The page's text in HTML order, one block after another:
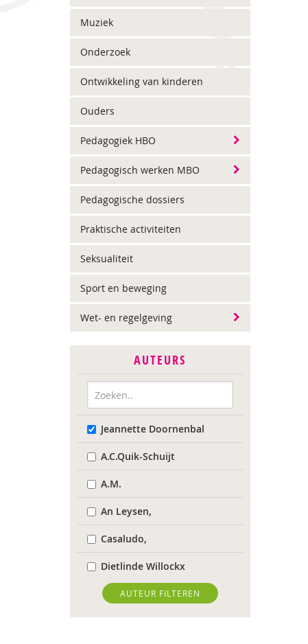
Muziek
Onderzoek
Ontwikkeling van kinderen
Ouders
Pedagogiek HBO
Pedagogisch werken MBO
Pedagogische dossiers
Praktische activiteiten
Seksualiteit
Sport en beweging
Wet- en regelgeving
AUTEURS
Jeannette Doornenbal
A.C.Quik-Schuijt
A.M.
An Leysen,
Casaludo,
Dietlinde Willockx
Landelijk Kenniscentrum
LVB
AUTEUR FILTEREN